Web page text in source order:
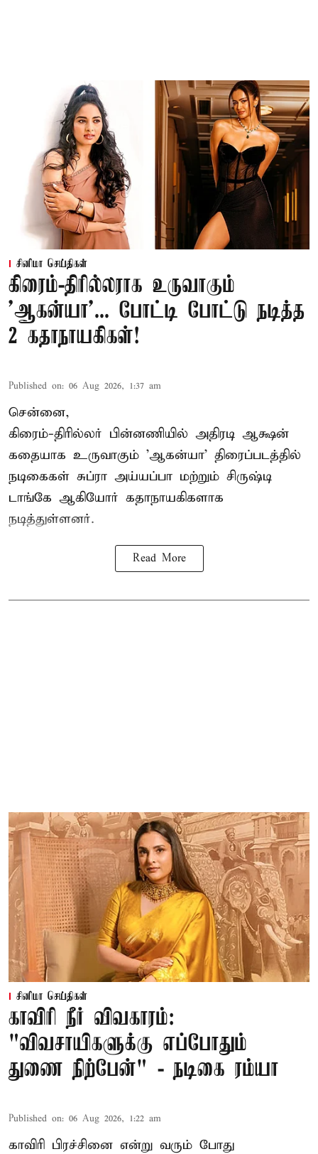
சினிமா செய்திகள்
கிரைம்-திரில்லராக உருவாகும்
'ஆகன்யா'... போட்டி போட்டு நடித்த
2 கதாநாயகிகள்!
Published on: 06 Aug 2026, 1:37 am
சென்னை,
கிரைம்-திரில்லர் பின்னணியில் அதிரடி ஆக்ஷன்
கதையாக உருவாகும் 'ஆகன்யா' திரைப்படத்தில்
நடிகைகள் சுப்ரா அய்யப்பா மற்றும் சிருஷ்டி
டாங்கே ஆகியோர் கதாநாயகிகளாக
நடித்துள்ளனர்.
Read More
சினிமா செய்திகள்
காவிரி நீர் விவகாரம்:
"விவசாயிகளுக்கு எப்போதும்
துணை நிற்பேன்" - நடிகை ரம்யா
Published on: 06 Aug 2026, 1:22 am
காவிரி பிரச்சினை என்று வரும் போது